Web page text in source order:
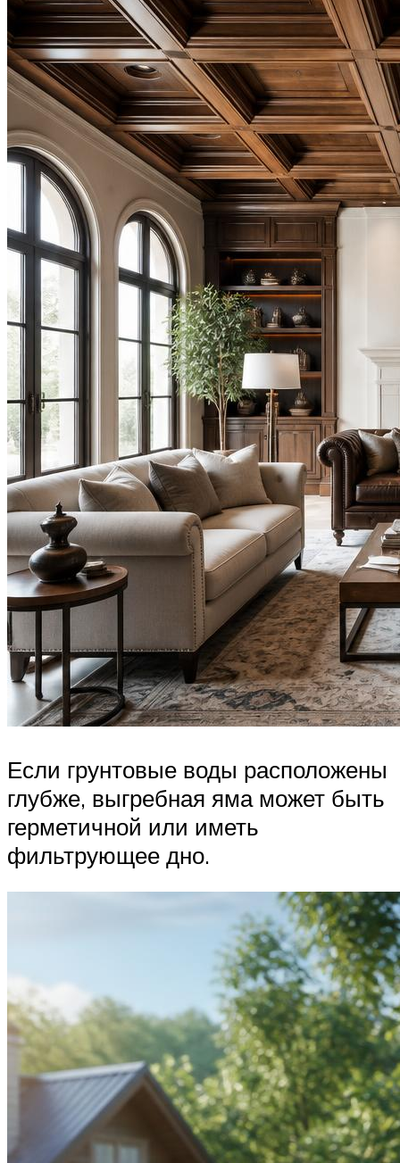
Если грунтовые воды расположены
глубже, выгребная яма может быть
герметичной или иметь
фильтрующее дно.